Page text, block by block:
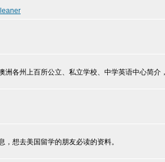
洲各州上百所公立、私立学校、中学英语中心简
，想去美国留学的朋友必读的资料。